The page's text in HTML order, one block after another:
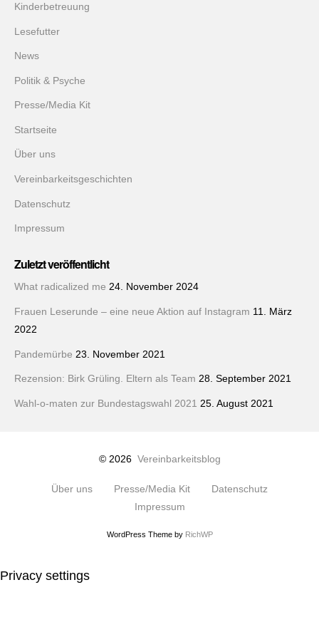
Kinderbetreuung
Lesefutter
News
Politik & Psyche
Presse/Media Kit
Startseite
Über uns
Vereinbarkeitsgeschichten
Datenschutz
Impressum
Zuletzt veröffentlicht
What radicalized me 24. November 2024
Frauen Leserunde – eine neue Aktion auf Instagram 11. März
2022
Pandemürbe 23. November 2021
Rezension: Birk Grüling. Eltern als Team 28. September 2021
Wahl-o-maten zur Bundestagswahl 2021 25. August 2021
© 2026 Vereinbarkeitsblog
Über uns Presse/Media Kit
Datenschutz
Impressum
WordPress Theme by RichWP
Privacy settings